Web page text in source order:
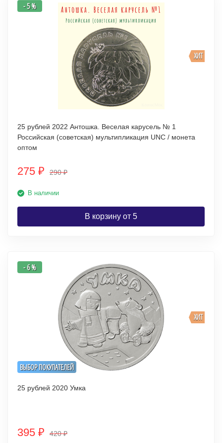
ХИТ
- 5 %
25 рублей 2022 Антошка. Веселая карусель № 1
Российская (советская) мультипликация UNC / монета
оптом
275 ₽ 290₽
В наличии
В корзину от 5
ВЫБОР ПОКУПАТЕЛЕЙ
ХИТ
- 6 %
25 рублей 2020 Умка
395 ₽ 420₽